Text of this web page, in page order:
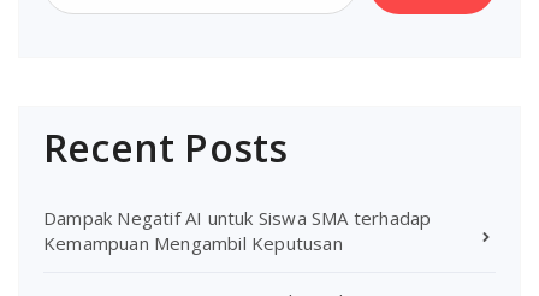
Recent Posts
Dampak Negatif AI untuk Siswa SMA terhadap
Kemampuan Mengambil Keputusan